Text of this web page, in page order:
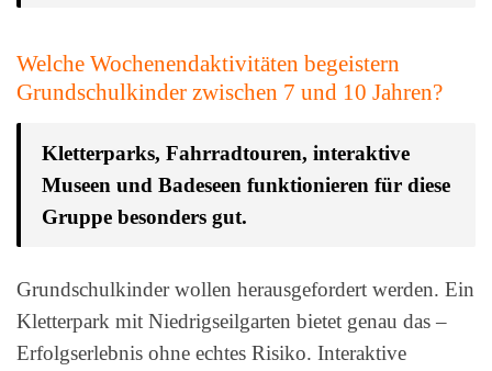
Welche Wochenendaktivitäten begeistern
Grundschulkinder zwischen 7 und 10 Jahren?
Kletterparks, Fahrradtouren, interaktive
Museen und Badeseen funktionieren für diese
Gruppe besonders gut.
Grundschulkinder wollen herausgefordert werden. Ein
Kletterpark mit Niedrigseilgarten bietet genau das –
Erfolgserlebnis ohne echtes Risiko. Interaktive